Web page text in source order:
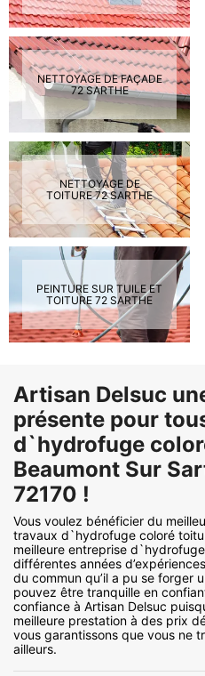
NETTOYAGE DE FAÇADE
72 SARTHE
NETTOYAGE DE
TOITURE 72 SARTHE
PEINTURE SUR TUILE ET
TOITURE 72 SARTHE
Artisan Delsuc
présente pour
d`hydrofuge
Beaumont Sur
72170 !
Vous voulez bénéficier du
travaux d`hydrofuge coloré
meilleure entreprise
différentes années
du commun qu’il a pu se forger
pouvez être tranquille en
confiance à Artisan Delsuc
meilleure prestation à des prix
vous garantissons que vous ne
ailleurs.